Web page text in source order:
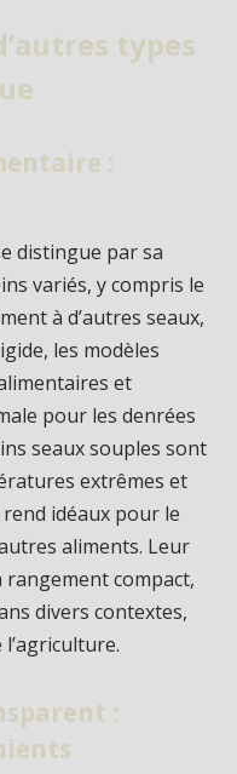
types
:
distingue par sa
variés, y compris le
à d’autres seaux,
les modèles
et
pour les denrées
seaux souples sont
extrêmes et
idéaux pour le
aliments. Leur
compact,
divers contextes,
l’agriculture.
: